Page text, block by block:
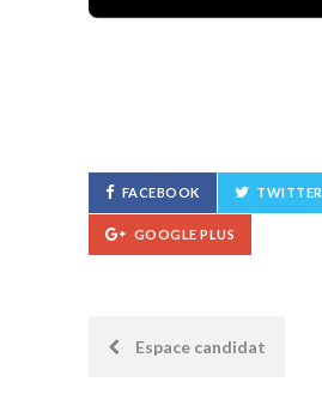
FACEBOOK TWITTER
GOOGLE PLUS
PostEspace candidat